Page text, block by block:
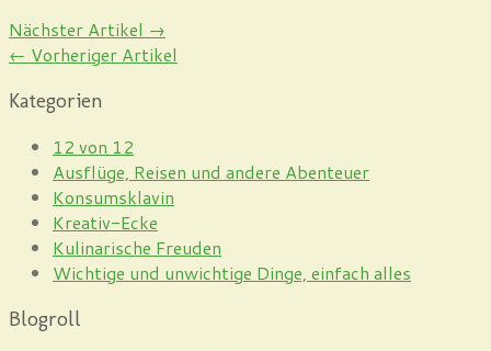
Nächster Artikel →
← Vorheriger Artikel
Kategorien
12 von 12
Ausflüge, Reisen und andere Abenteuer
Konsumsklavin
Kreativ-Ecke
Kulinarische Freuden
Wichtige und unwichtige Dinge, einfach alles
Blogroll